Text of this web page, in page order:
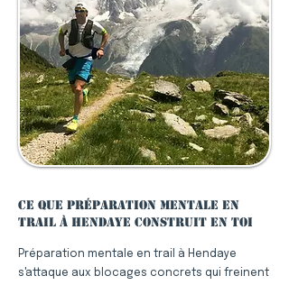
Ce que préparation mentale en
trail à Hendaye construit en toi
Préparation mentale en trail à Hendaye
s'attaque aux blocages concrets qui freinent